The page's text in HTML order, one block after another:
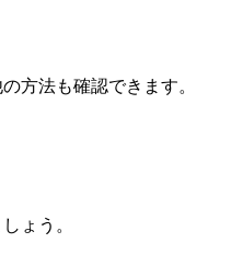
方法も確認できます。
ょう。